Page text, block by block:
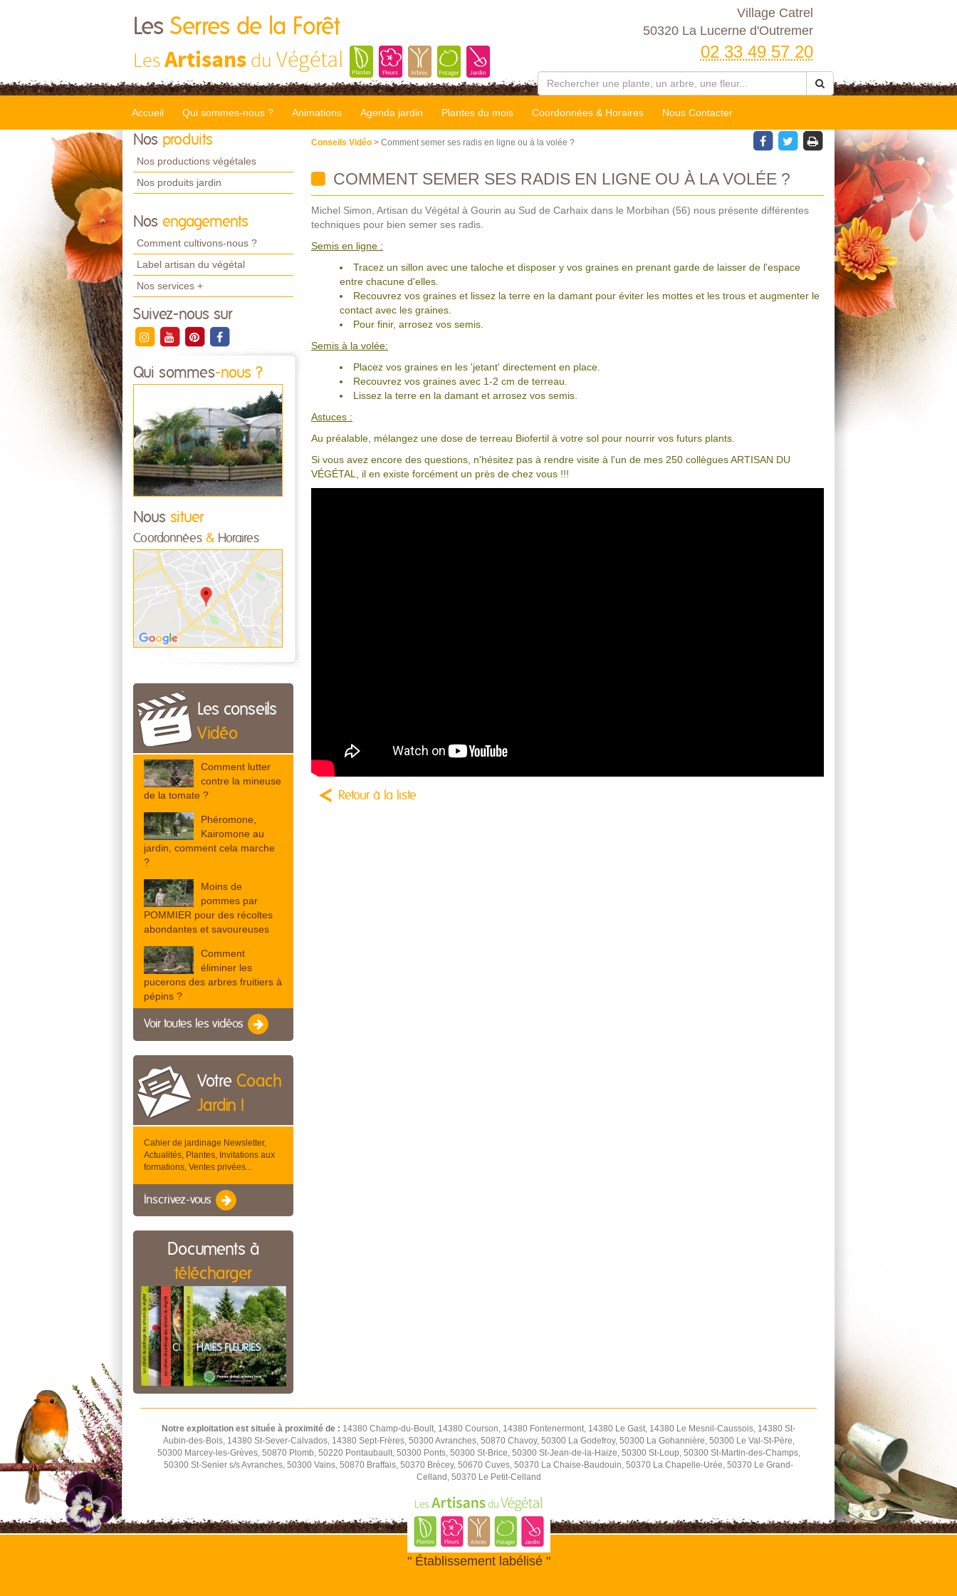
Les Serres de la Forêt
LesArtisans du Végétal
Village Catrel
50320 La Lucerne d'Outremer
02 33 49 57 20
Accueil Qui sommes-nous ? Animations Agenda jardin Plantes du mois Coordonnées & Horaires Nous Contacter
Nos produits
Nos productions végétales
Nos produits jardin
Nos engagements
Comment cultivons-nous ?
Label artisan du végétal
Nos services +
Suivez-nous sur
Qui sommes-nous ?
Nous situer
Coordonnées & Horaires
Les conseils
Vidéo
Comment lutter
contre la mineuse
de la tomate ?
Phéromone,
Kairomone au
jardin, comment cela marche
?
Moins de
pommes par
POMMIER pour des récoltes
abondantes et savoureuses
Comment
éliminer les
pucerons des arbres fruitiers à
pépins ?
Voir toutes les vidéos
Votre Coach
Jardin !
Cahier de jardinage Newsletter,
Actualités, Plantes, Invitations aux
formations, Ventes privées...
Inscrivez-vous
Documents à
télécharger
Conseils Vidéo > Comment semer ses radis en ligne ou à la volée ?
COMMENT SEMER SES RADIS EN LIGNE OU À LA VOLÉE ?
Michel Simon, Artisan du Végétal à Gourin au Sud de Carhaix dans le Morbihan (56) nous présente différentes
techniques pour bien semer ses radis.
Semis en ligne :
Tracez un sillon avec une taloche et disposer y vos graines en prenant garde de laisser de l'espace
entre chacune d'elles.
Recouvrez vos graines et lissez la terre en la damant pour éviter les mottes et les trous et augmenter le
contact avec les graines.
Pour finir, arrosez vos semis.
Semis à la volée:
Placez vos graines en les 'jetant' directement en place.
Recouvrez vos graines avec 1-2 cm de terreau.
Lissez la terre en la damant et arrosez vos semis.
Astuces :
Au préalable, mélangez une dose de terreau Biofertil à votre sol pour nourrir vos futurs plants.
Si vous avez encore des questions, n'hésitez pas à rendre visite à l'un de mes 250 collègues ARTISAN DU
VÉGÉTAL, il en existe forcément un près de chez vous !!!
Retour à la liste
Notre exploitation est située à proximité de : 14380 Champ-du-Boult, 14380 Courson, 14380 Fontenermont, 14380 Le Gast, 14380 Le Mesnil-Caussois, 14380 St-
Aubin-des-Bois, 14380 St-Sever-Calvados, 14380 Sept-Frères, 50300 Avranches, 50870 Chavoy, 50300 La Godefroy, 50300 La Gohannière, 50300 Le Val-St-Père,
50300 Marcey-les-Grèves, 50870 Plomb, 50220 Pontaubault, 50300 Ponts, 50300 St-Brice, 50300 St-Jean-de-la-Haize, 50300 St-Loup, 50300 St-Martin-des-Champs,
50300 St-Senier s/s Avranches, 50300 Vains, 50870 Braffais, 50370 Brécey, 50670 Cuves, 50370 La Chaise-Baudouin, 50370 La Chapelle-Urée, 50370 Le Grand-
Celland, 50370 Le Petit-Celland
" Établissement labélisé "